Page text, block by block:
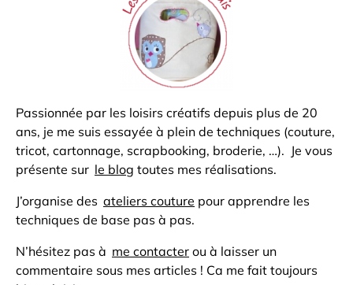
Passionnée par les loisirs créatifs depuis plus de 20
ans, je me suis essayée à plein de techniques (couture,
tricot, cartonnage, scrapbooking, broderie, …). Je vous
présente sur le blog toutes mes réalisations.
J’organise des ateliers couture pour apprendre les
techniques de base pas à pas.
N’hésitez pas à me contacter ou à laisser un
commentaire sous mes articles ! Ca me fait toujours